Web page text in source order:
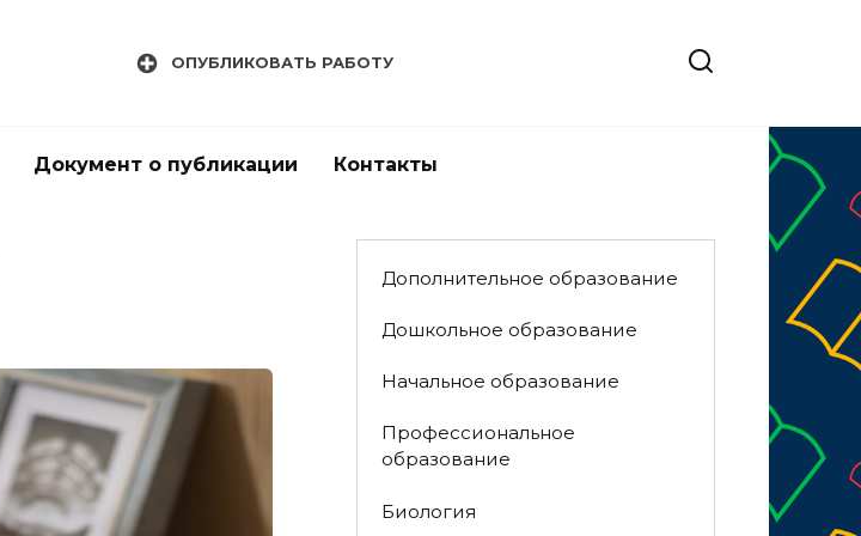
ОПУБЛИКОВАТЬ РАБОТУ
Документ о публикации Контакты
Дополнительное образование
Дошкольное образование
Начальное образование
Профессиональное
образование
Биология